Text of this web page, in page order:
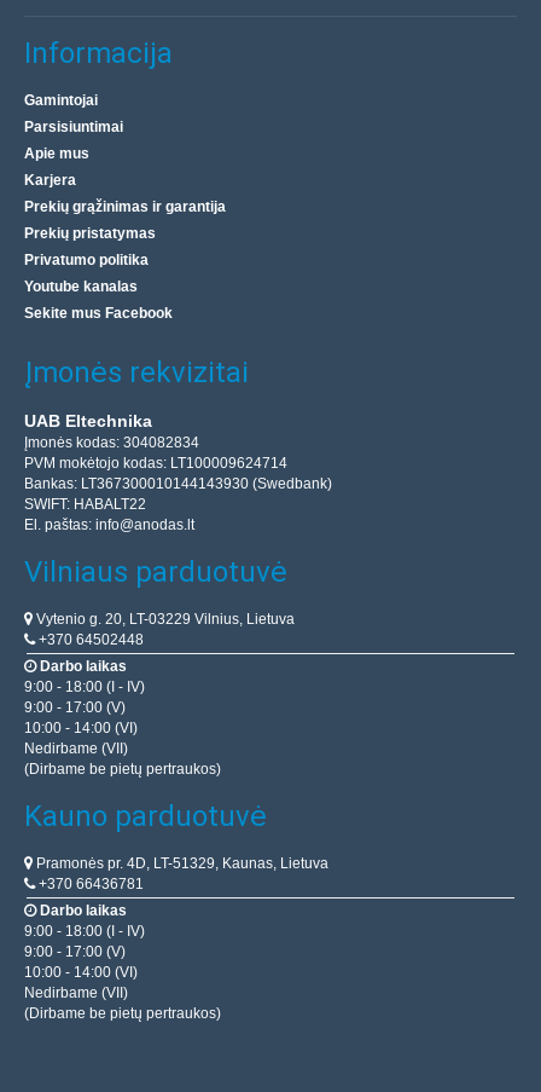
Informacija
Gamintojai
Parsisiuntimai
Apie mus
Karjera
Prekių grąžinimas ir garantija
Prekių pristatymas
Privatumo politika
Youtube kanalas
Sekite mus Facebook
Įmonės rekvizitai
UAB Eltechnika
Įmonės kodas: 304082834
PVM mokėtojo kodas: LT100009624714
Bankas: LT367300010144143930 (Swedbank)
SWIFT: HABALT22
El. paštas: info@anodas.lt
Vilniaus parduotuvė
Vytenio g. 20, LT-03229 Vilnius, Lietuva
+370 64502448
Darbo laikas
9:00 - 18:00 (I - IV)
9:00 - 17:00 (V)
10:00 - 14:00 (VI)
Nedirbame (VII)
(Dirbame be pietų pertraukos)
Kauno parduotuvė
Pramonės pr. 4D, LT-51329, Kaunas, Lietuva
+370 66436781
Darbo laikas
9:00 - 18:00 (I - IV)
9:00 - 17:00 (V)
10:00 - 14:00 (VI)
Nedirbame (VII)
(Dirbame be pietų pertraukos)